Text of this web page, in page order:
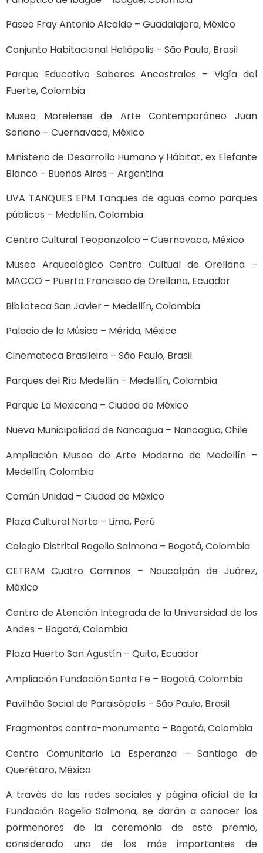
Paseo Fray Antonio Alcalde – Guadalajara, México
Conjunto Habitacional Heliópolis – São Paulo, Brasil
Parque Educativo Saberes Ancestrales – Vigía del
Fuerte, Colombia
Museo Morelense de Arte Contemporáneo Juan
Soriano – Cuernavaca, México
Ministerio de Desarrollo Humano y Hábitat, ex Elefante
Blanco – Buenos Aires – Argentina
UVA TANQUES EPM Tanques de aguas como parques
públicos – Medellín, Colombia
Centro Cultural Teopanzolco – Cuernavaca, México
Museo Arqueológico Centro Cultual de Orellana –
MACCO – Puerto Francisco de Orellana, Ecuador
Biblioteca San Javier – Medellín, Colombia
Palacio de la Música – Mérida, México
Cinemateca Brasileira – São Paulo, Brasil
Parques del Río Medellín – Medellín, Colombia
Parque La Mexicana – Ciudad de México
Nueva Municipalidad de Nancagua – Nancagua, Chile
Ampliación Museo de Arte Moderno de Medellín –
Medellín, Colombia
Común Unidad – Ciudad de México
Plaza Cultural Norte – Lima, Perú
Colegio Distrital Rogelio Salmona – Bogotá, Colombia
CETRAM Cuatro Caminos – Naucalpán de Juárez,
México
Centro de Atención Integrada de la Universidad de los
Andes – Bogotá, Colombia
Plaza Huerto San Agustín – Quito, Ecuador
Ampliación Fundación Santa Fe – Bogotá, Colombia
Pavilhão Social de Paraisópolis – São Paulo, Brasil
Fragmentos contra-monumento – Bogotá, Colombia
Centro Comunitario La Esperanza – Santiago de
Querétaro, México
A través de las redes sociales y página oficial de la
Fundación Rogelio Salmona, se darán a conocer los
pormenores de la ceremonia de este premio,
considerado uno de los más importantes de